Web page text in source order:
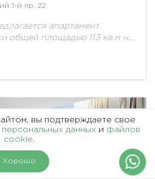
На карте
1-й пр. 22
апартамент
общей площадью 113 кв.м на
Сити». Идеальная
вы подтверждаете свое
персональных данных и файлов
cookie.
Хорошо